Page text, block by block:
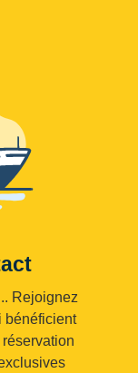
Rejoignez
bénéficient